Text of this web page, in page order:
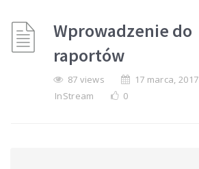
Wprowadzenie do
raportów
87 views
17 marca, 2017
InStream
0